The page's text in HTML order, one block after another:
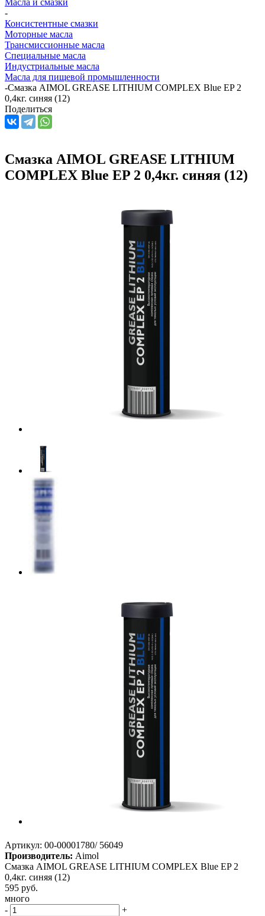
-
Консистентные смазки
Моторные масла
Трансмиссионные масла
Специальные масла
Индустриальные масла
Масла для пищевой промышленности
-Смазка AIMOL GREASE LITHIUM COMPLEX Blue EP 2
0,4кг. синяя (12)
Поделиться
Смазка AIMOL GREASE LITHIUM
COMPLEX Blue EP 2 0,4кг. синяя (12)
Артикул: 00-00001780/ 56049
Производитель: Aimol
Смазка AIMOL GREASE LITHIUM COMPLEX Blue EP 2
0,4кг. синяя (12)
595 руб.
много
-
+